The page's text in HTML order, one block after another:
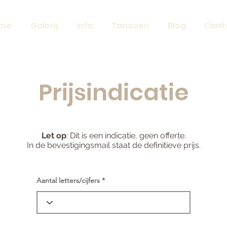
Galerij Info Tarieven Blog
Prijsindicatie
Let op: Dit is een indicatie, geen offerte.
In de bevestigingsmail staat de definitieve prijs.
Aantal letters/cijfers